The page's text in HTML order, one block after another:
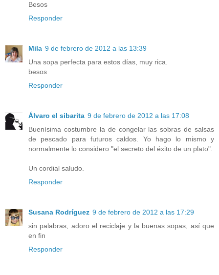
Besos
Responder
Mila 9 de febrero de 2012 a las 13:39
Una sopa perfecta para estos días, muy rica.
besos
Responder
Álvaro el sibarita 9 de febrero de 2012 a las 17:08
Buenísima costumbre la de congelar las sobras de salsas
de pescado para futuros caldos. Yo hago lo mismo y
normalmente lo considero "el secreto del éxito de un plato".
Un cordial saludo.
Responder
Susana Rodríguez 9 de febrero de 2012 a las 17:29
sin palabras, adoro el reciclaje y la buenas sopas, así que
en fin
Responder